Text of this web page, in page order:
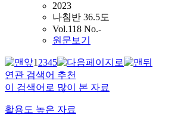
2023
나침반 36.5도
Vol.118 No.-
원문보기
12345
연관 검색어 추천
이 검색어로 많이 본 자료
활용도 높은 자료